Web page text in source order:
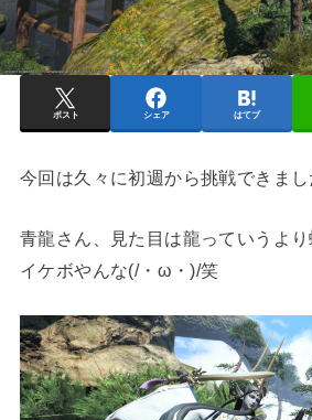
ポスト シェア はてブ
今回は久々に初週から挑戦できまし
青龍さん、見た目は龍っていうよ
イケボやんな(/・ω・)/笑